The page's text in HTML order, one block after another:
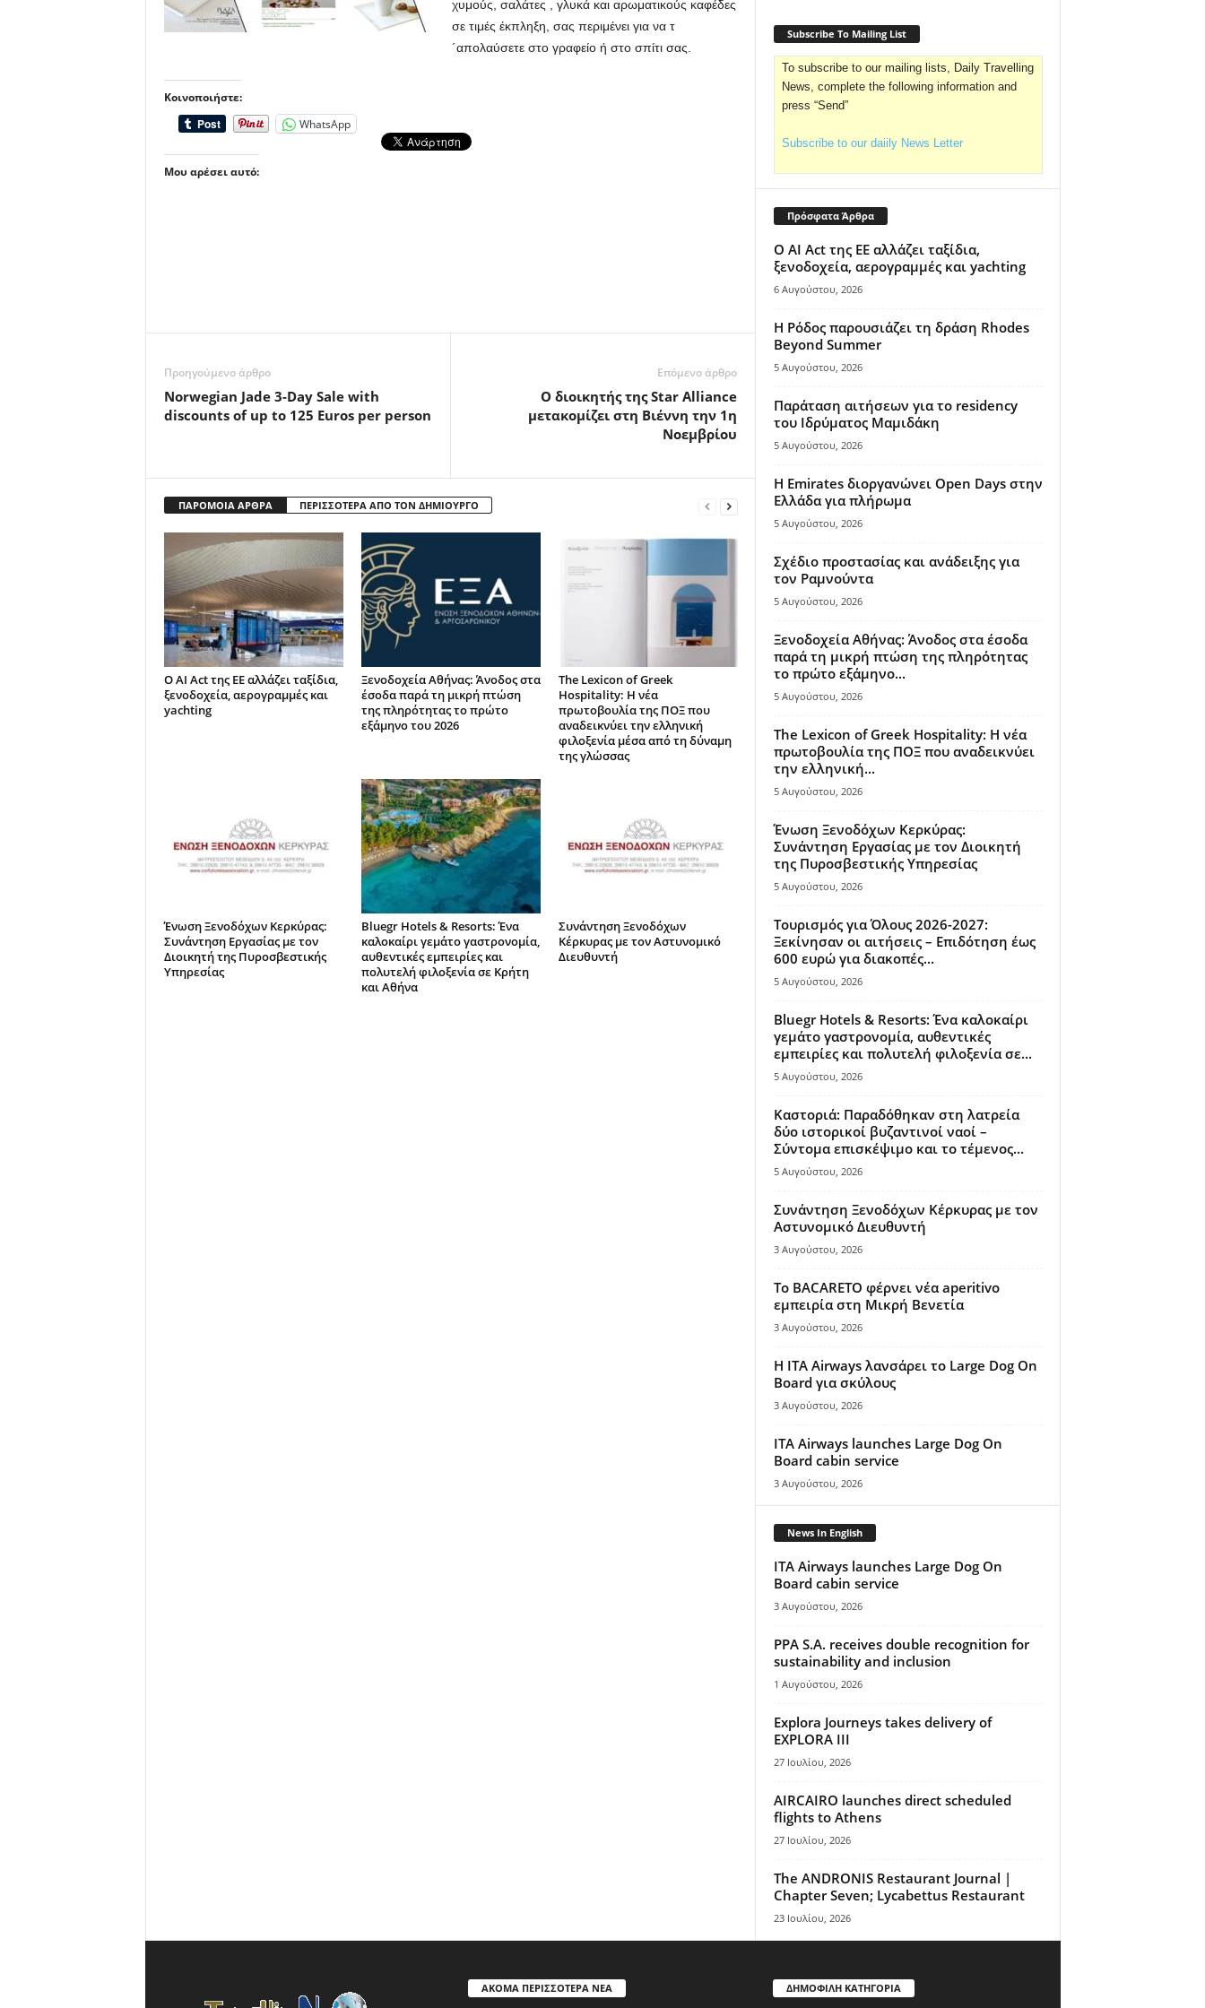
χυμούς, σαλάτες , γλυκά και αρωματικούς καφέδες
σε τιμές έκπληξη, σας περιμένει για να τ
´απολαύσετε στο γραφείο ή στο σπίτι σας.
Κοινοποιήστε:
WhatsApp
Μου αρέσει αυτό:
Προηγούμενο άρθρο
Norwegian Jade 3-Day Sale with
discounts of up to 125 Euros per person
Επόμενο άρθρο
Ο διοικητής της Star Alliance
μετακομίζει στη Βιέννη την 1η
Νοεμβρίου
ΠΑΡΟΜΟΙΑ ΑΡΘΡΑ ΠΕΡΙΣΣΟΤΕΡΑ ΑΠΟ ΤΟΝ ΔΗΜΙΟΥΡΓΟ
Ο AI Act της ΕΕ αλλάζει ταξίδια,
ξενοδοχεία, αερογραμμές και
yachting
Ξενοδοχεία Αθήνας: Άνοδος στα
έσοδα παρά τη μικρή πτώση
της πληρότητας το πρώτο
εξάμηνο του 2026
The Lexicon of Greek
Hospitality: Η νέα
πρωτοβουλία της ΠΟΞ που
αναδεικνύει την ελληνική
φιλοξενία μέσα από τη δύναμη
της γλώσσας
Ένωση Ξενοδόχων Κερκύρας:
Συνάντηση Εργασίας με τον
Διοικητή της Πυροσβεστικής
Υπηρεσίας
Bluegr Hotels & Resorts: Ένα
καλοκαίρι γεμάτο γαστρονομία,
αυθεντικές εμπειρίες και
πολυτελή φιλοξενία σε Κρήτη
και Αθήνα
Συνάντηση Ξενοδόχων
Κέρκυρας με τον Αστυνομικό
Διευθυντή
Subscribe To Mailing List
To subscribe to our mailing lists, Daily Travelling
News, complete the following information and
press “Send”
Subscribe to our daiily News Letter
Πρόσφατα Άρθρα
Ο AI Act της ΕΕ αλλάζει ταξίδια,
ξενοδοχεία, αερογραμμές και yachting
6 Αυγούστου, 2026
Η Ρόδος παρουσιάζει τη δράση Rhodes
Beyond Summer
5 Αυγούστου, 2026
Παράταση αιτήσεων για το residency
του Ιδρύματος Μαμιδάκη
5 Αυγούστου, 2026
Η Emirates διοργανώνει Open Days στην
Ελλάδα για πλήρωμα
5 Αυγούστου, 2026
Σχέδιο προστασίας και ανάδειξης για
τον Ραμνούντα
5 Αυγούστου, 2026
Ξενοδοχεία Αθήνας: Άνοδος στα έσοδα
παρά τη μικρή πτώση της πληρότητας
το πρώτο εξάμηνο...
5 Αυγούστου, 2026
The Lexicon of Greek Hospitality: Η νέα
πρωτοβουλία της ΠΟΞ που αναδεικνύει
την ελληνική...
5 Αυγούστου, 2026
Ένωση Ξενοδόχων Κερκύρας:
Συνάντηση Εργασίας με τον Διοικητή
της Πυροσβεστικής Υπηρεσίας
5 Αυγούστου, 2026
Τουρισμός για Όλους 2026-2027:
Ξεκίνησαν οι αιτήσεις – Επιδότηση έως
600 ευρώ για διακοπές...
5 Αυγούστου, 2026
Bluegr Hotels & Resorts: Ένα καλοκαίρι
γεμάτο γαστρονομία, αυθεντικές
εμπειρίες και πολυτελή φιλοξενία σε...
5 Αυγούστου, 2026
Καστοριά: Παραδόθηκαν στη λατρεία
δύο ιστορικοί βυζαντινοί ναοί –
Σύντομα επισκέψιμο και το τέμενος...
5 Αυγούστου, 2026
Συνάντηση Ξενοδόχων Κέρκυρας με τον
Αστυνομικό Διευθυντή
3 Αυγούστου, 2026
Το BACARETO φέρνει νέα aperitivo
εμπειρία στη Μικρή Βενετία
3 Αυγούστου, 2026
Η ITA Airways λανσάρει το Large Dog On
Board για σκύλους
3 Αυγούστου, 2026
ITA Airways launches Large Dog On
Board cabin service
3 Αυγούστου, 2026
News In English
ITA Airways launches Large Dog On
Board cabin service
3 Αυγούστου, 2026
PPA S.A. receives double recognition for
sustainability and inclusion
1 Αυγούστου, 2026
Explora Journeys takes delivery of
EXPLORA III
27 Ιουλίου, 2026
AIRCAIRO launches direct scheduled
flights to Athens
27 Ιουλίου, 2026
The ANDRONIS Restaurant Journal |
Chapter Seven; Lycabettus Restaurant
23 Ιουλίου, 2026
ΑΚΟΜΑ ΠΕΡΙΣΣΟΤΕΡΑ ΝΕΑ ΔΗΜΟΦΙΛΗ ΚΑΤΗΓΟΡΙΑ